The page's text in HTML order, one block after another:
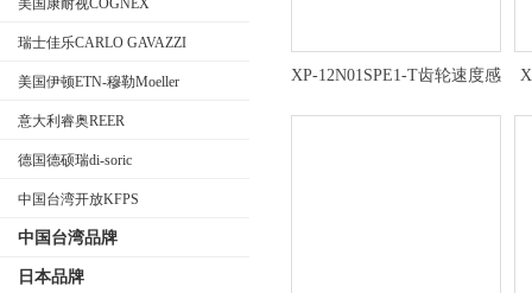
美国康耐视COGNEX
瑞士佳乐CARLO GAVAZZI
美国伊顿ETN-穆勒Moeller
意大利睿奥REER
德国德硕瑞di-soric
中国台湾开放KFPS
中国台湾品牌
日本品牌
XP-12N01SPE1-T齿轮速度感